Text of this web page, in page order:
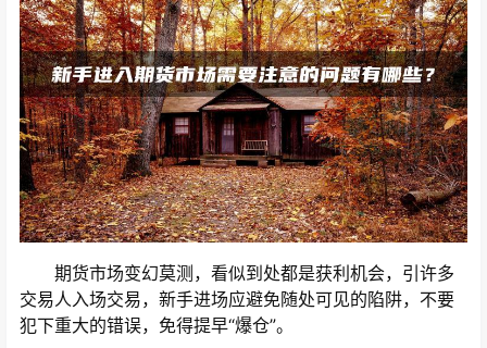
期货市场变幻莫测，看似到处都是获利机会，引许多
交易人入场交易，新手进场应避免随处可见的陷阱，不要
犯下重大的错误，免得提早“爆仓”。